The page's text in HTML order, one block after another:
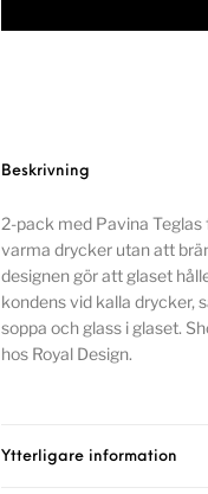
Beskrivning
2-pack med Pavina
varma drycker utan att
designen gör att glaset
kondens vid kalla drycker,
soppa och glass i glaset.
hos Royal Design.
Ytterligare information